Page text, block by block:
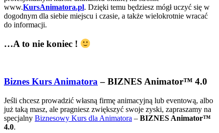
www.KursAnimatora.pl. Dzięki temu będziesz mógł uczyć się w
dogodnym dla siebie miejscu i czasie, a także wielokrotnie wracać
do informacji.
…A to nie koniec !
Biznes Kurs Animatora– BIZNES Animator™ 4.0
Jeśli chcesz prowadzić własną firmę animacyjną lub eventową, albo
już taką masz, ale pragniesz zwiększyć swoje zyski, zapraszamy na
specjalny Biznesowy Kurs dla Animatora – BIZNES Animator™
4.0.